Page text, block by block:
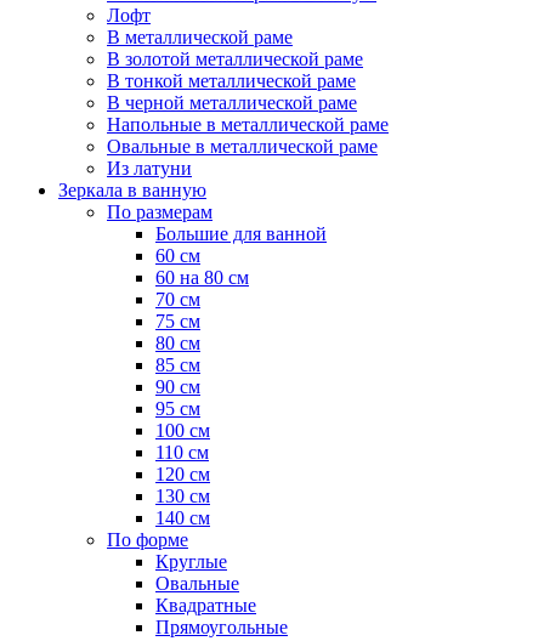
Лофт
В металлической раме
В золотой металлической раме
В тонкой металлической раме
В черной металлической раме
Напольные в металлической раме
Овальные в металлической раме
Из латуни
Зеркала в ванную
По размерам
Большие для ванной
60 см
60 на 80 см
70 см
75 см
80 см
85 см
90 см
95 см
100 см
110 см
120 см
130 см
140 см
По форме
Круглые
Овальные
Квадратные
Прямоугольные